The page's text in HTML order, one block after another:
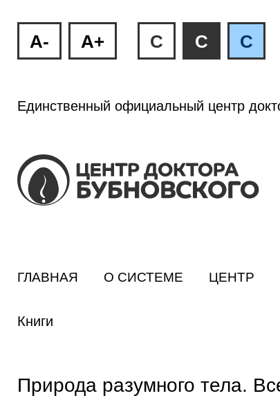
A- A+ C C C
Единственный официальный центр
ГЛАВНАЯ О СИСТЕМЕ ЦЕНТР
Книги
Природа разумного тела.